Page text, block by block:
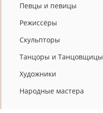
Певцы и певицы
Режиссёры
Скульпторы
Танцоры и Танцовщицы
Художники
Народные мастера